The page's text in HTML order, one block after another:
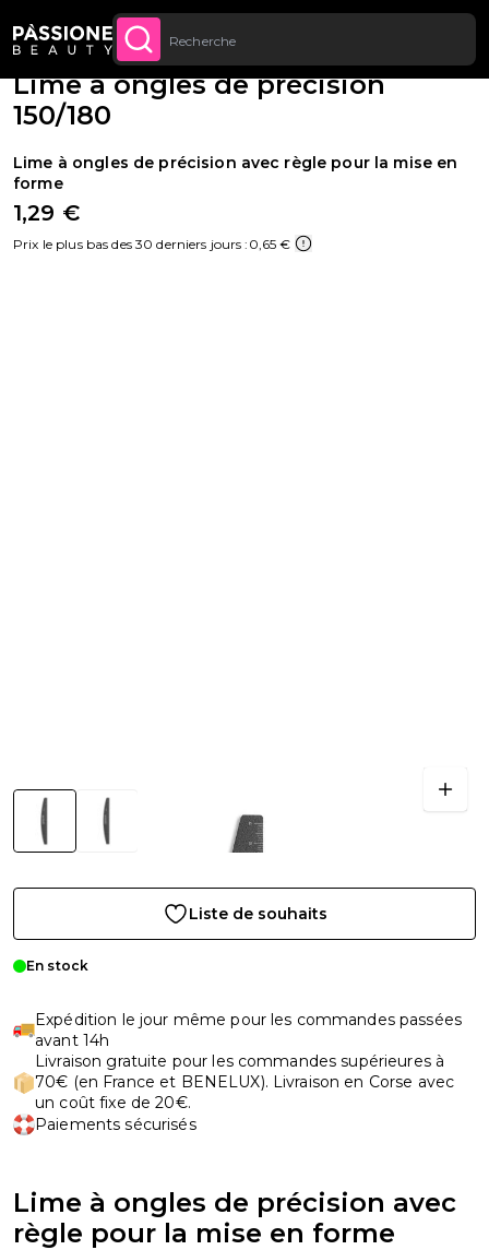
Jusqu’à 20 € de réduction sur votre
première commande
CONTENU
Fil d'Ariane
Appareils et instruments
Lime à ongles de précision
150/180
Lime à ongles de précision avec règle pour la mise en
forme
1,29 €
Prix le plus bas des 30 derniers jours : 0,65 €
Liste de souhaits
En stock
Expédition le jour même pour les commandes passées
avant 14h
Livraison gratuite pour les commandes supérieures à
70€ (en France et BENELUX). Livraison en Corse avec
un coût fixe de 20€.
Paiements sécurisés
Lime à ongles de précision avec
règle pour la mise en forme